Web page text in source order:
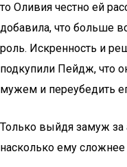
то Оливия честно ей
добавила, что больше
роль. Искренность и
подкупили Пейдж, что
мужем и переубедить
Только выйдя замуж
насколько ему